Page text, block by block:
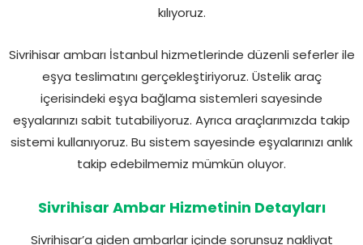
kılıyoruz.
Sivrihisar ambarı İstanbul hizmetlerinde düzenli seferler ile
eşya teslimatını gerçekleştiriyoruz. Üstelik araç
içerisindeki eşya bağlama sistemleri sayesinde
eşyalarınızı sabit tutabiliyoruz. Ayrıca araçlarımızda takip
sistemi kullanıyoruz. Bu sistem sayesinde eşyalarınızı anlık
takip edebilmemiz mümkün oluyor.
Sivrihisar Ambar Hizmetinin Detayları
Sivrihisar’a giden ambarlar içinde sorunsuz nakliyat